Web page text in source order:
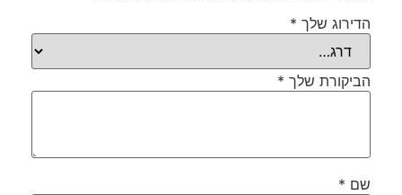
הדירוג שלך *
הביקורת שלך *
שם *